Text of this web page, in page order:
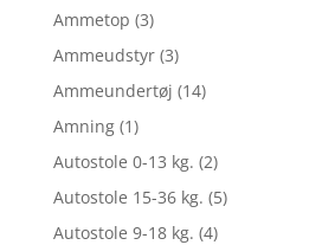
Ammetop (3)
Ammeudstyr (3)
Ammeundertøj (14)
Amning (1)
Autostole 0-13 kg. (2)
Autostole 15-36 kg. (5)
Autostole 9-18 kg. (4)